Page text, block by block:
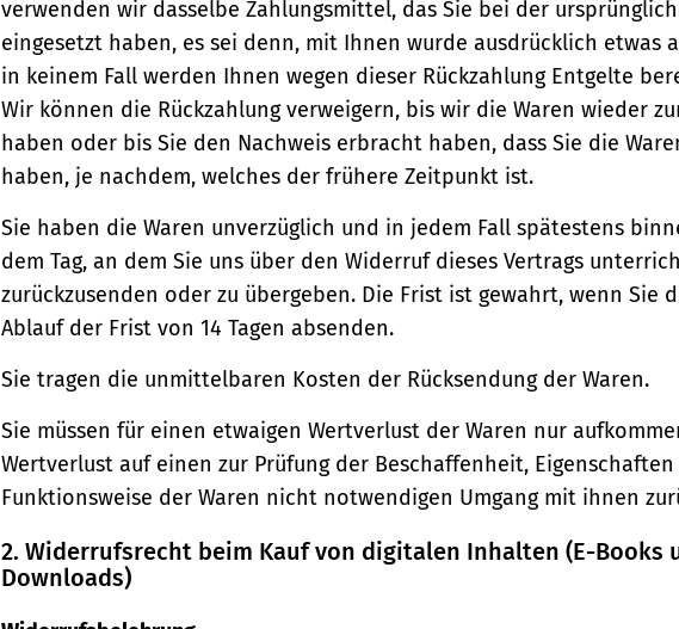
verwenden wir dasselbe Zahlungsmittel, das Sie bei der
eingesetzt haben, es sei denn, mit Ihnen wurde ausdrücklich etwas
in keinem Fall werden Ihnen wegen dieser Rückzahlung Entgelte
Wir können die Rückzahlung verweigern, bis wir die Waren wieder
haben oder bis Sie den Nachweis erbracht haben, dass Sie die
haben, je nachdem, welches der frühere Zeitpunkt ist.
Sie haben die Waren unverzüglich und in jedem Fall spätestens
dem Tag, an dem Sie uns über den Widerruf dieses Vertrags
zurückzusenden oder zu übergeben. Die Frist ist gewahrt, wenn Sie
Ablauf der Frist von 14 Tagen absenden.
Sie tragen die unmittelbaren Kosten der Rücksendung der Waren.
Sie müssen für einen etwaigen Wertverlust der Waren nur
Wertverlust auf einen zur Prüfung der Beschaffenheit, Eigenschaften
Funktionsweise der Waren nicht notwendigen Umgang mit ihnen
2. Widerrufsrecht beim Kauf von digitalen Inhalten (E-Books
Downloads)